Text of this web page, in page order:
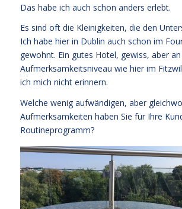
Das habe ich auch schon anders erlebt.
Es sind oft die Kleinigkeiten, die den
Ich habe hier in Dublin auch schon im
gewohnt. Ein gutes Hotel, gewiss, aber
Aufmerksamkeitsniveau wie hier im
ich mich nicht erinnern.
Welche wenig aufwändigen, aber
Aufmerksamkeiten haben Sie für Ihre
Routineprogramm?